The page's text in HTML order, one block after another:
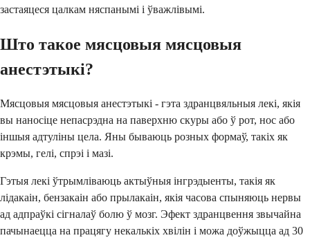
застаяцеся цалкам няспанымі і ўважлівымі.
Што такое мясцовыя мясцовыя
анестэтыкі?
Мясцовыя мясцовыя анестэтыкі - гэта здранцвяльныя лекі, якія
вы наносіце непасрэдна на паверхню скуры або ў рот, нос або
іншыя адтуліны цела. Яны бываюць розных формаў, такіх як
крэмы, гелі, спрэі і мазі.
Гэтыя лекі ўтрымліваюць актыўныя інгрэдыенты, такія як
лідакаін, бензакаін або прылакаін, якія часова спыняюць нервы
ад адпраўкі сігналаў болю ў мозг. Эфект здранцвення звычайна
пачынаецца на працягу некалькіх хвілін і можа доўжыцца ад 30